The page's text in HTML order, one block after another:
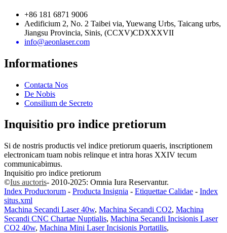
+86 181 6871 9006
Aedificium 2, No. 2 Taibei via, Yuewang Urbs, Taicang urbs,
Jiangsu Provincia, Sinis, (CCXV)CDXXXVII
info@aeonlaser.com
Informationes
Contacta Nos
De Nobis
Consilium de Secreto
Inquisitio pro indice pretiorum
Si de nostris productis vel indice pretiorum quaeris, inscriptionem
electronicam tuam nobis relinque et intra horas XXIV tecum
communicabimus.
Inquisitio pro indice pretiorum
©Ius auctoris- 2010-2025: Omnia Iura Reservantur.
Index Productorum - Producta Insignia - Etiquettae Calidae - Index
situs.xml
Machina Secandi Laser 40w, Machina Secandi CO2, Machina
Secandi CNC Chartae Nuptialis, Machina Secandi Incisionis Laser
CO2 40w, Machina Mini Laser Incisionis Portatilis,